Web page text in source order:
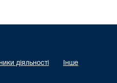
діяльності Інше